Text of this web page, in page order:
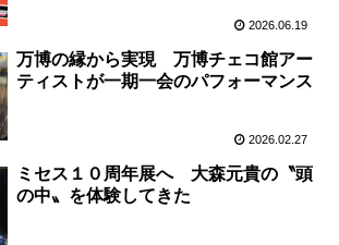
2026.06.19
万博の縁から実現 万博チェコ館アー
ティストが一期一会のパフォーマンス
2026.02.27
ミセス１０周年展へ 大森元貴の〝頭
の中〟を体験してきた